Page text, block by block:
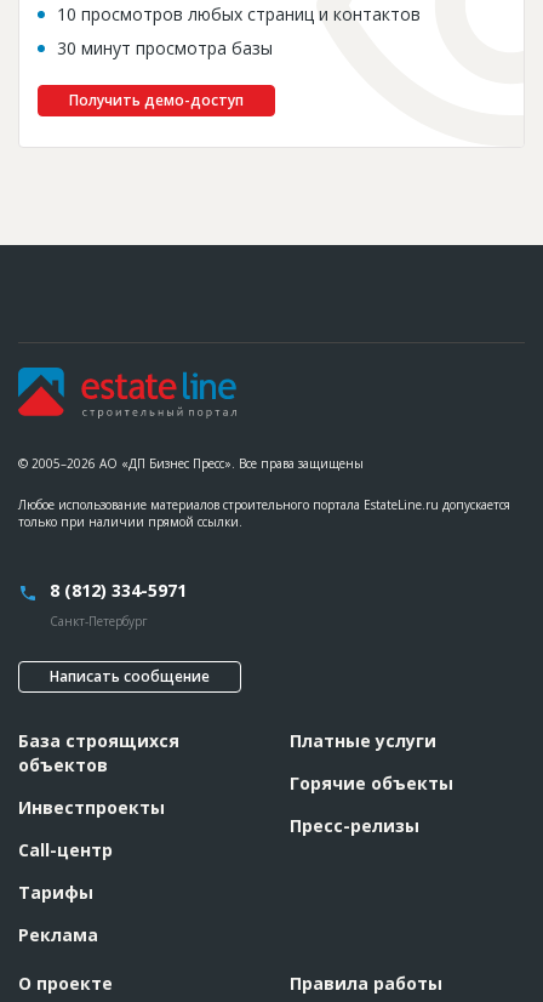
10 просмотров любых страниц и контактов
30 минут просмотра базы
Получить демо-доступ
© 2005–2026 АО «ДП Бизнес Пресс». Все права защищены
Любое использование материалов строительного портала EstateLine.ru допускается
только при наличии прямой ссылки.
8 (812) 334-5971
Санкт-Петербург
Написать сообщение
База строящихся
объектов
Инвестпроекты
Call-центр
Тарифы
Реклама
О проекте
Платные услуги
Горячие объекты
Пресс-релизы
Правила работы